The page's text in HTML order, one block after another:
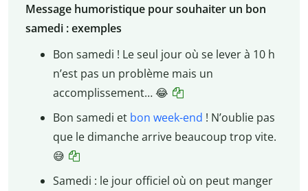
Message humoristique pour souhaiter un bon
samedi : exemples
Bon samedi ! Le seul jour où se lever à 10 h
n’est pas un problème mais un
accomplissement… 😂
Bon samedi et bon week-end ! N’oublie pas
que le dimanche arrive beaucoup trop vite.
😅
Samedi : le jour officiel où on peut manger